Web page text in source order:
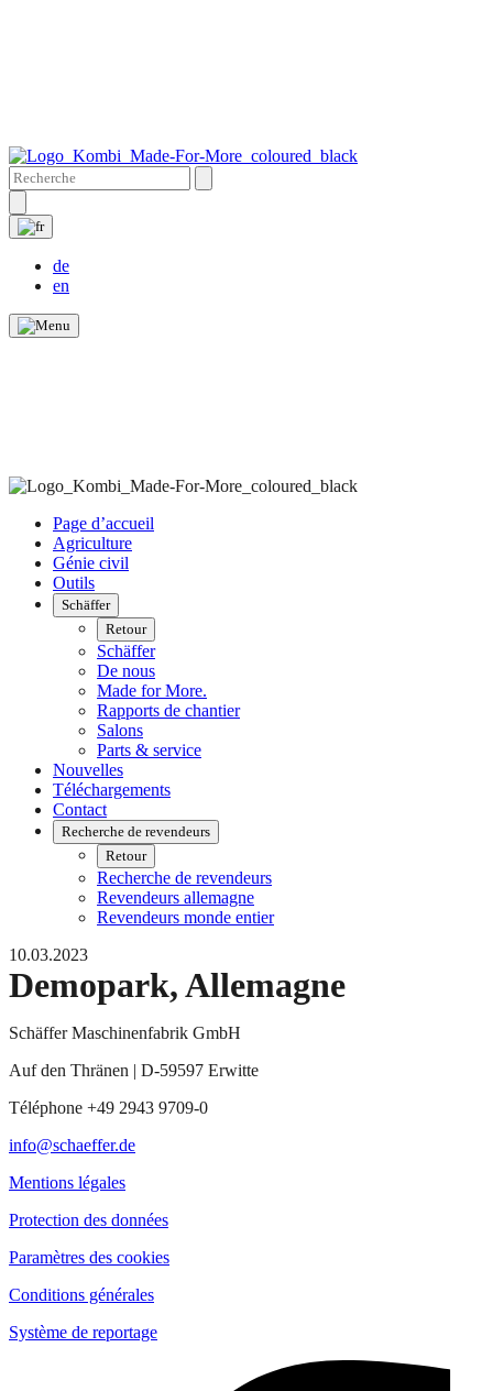
de
en
Page d’accueil
Agriculture
Génie civil
Outils
Schäffer
Retour
Schäffer
De nous
Made for More.
Rapports de chantier
Salons
Parts & service
Nouvelles
Téléchargements
Contact
Recherche de revendeurs
Retour
Recherche de revendeurs
Revendeurs allemagne
Revendeurs monde entier
10.03.2023
Demopark, Allemagne
Schäffer Maschinenfabrik GmbH
Auf den Thränen | D-59597 Erwitte
Téléphone +49 2943 9709-0
info@schaeffer.de
Mentions légales
Protection des données
Paramètres des cookies
Conditions générales
Système de reportage